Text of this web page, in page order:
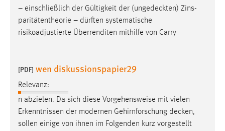
– einschließlich der Gültigkeit der (ungedeckten) Zins-
paritätentheorie – dürften systematische
risikoadjustierte Überrenditen mithilfe von Carry
[PDF] wen diskussionspapier29
Relevanz:
n abzielen. Da sich diese Vorgehensweise mit vielen
Erkenntnissen der modernen Gehirnforschung decken,
sollen einige von ihnen im Folgenden kurz vorgestellt